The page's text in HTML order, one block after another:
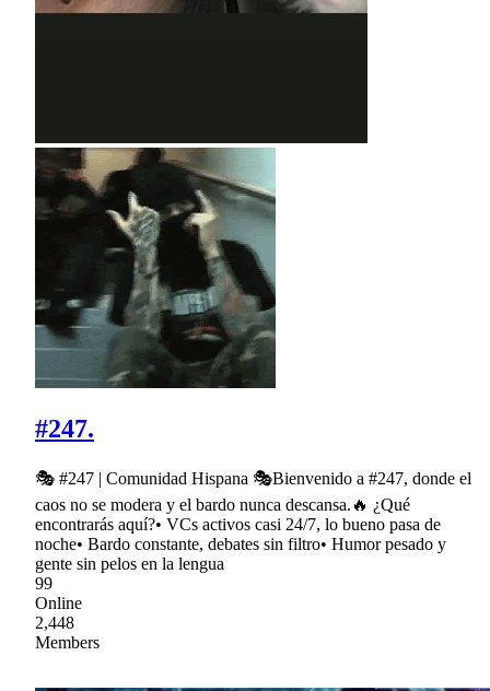
#247.
🎭 #247 | Comunidad Hispana 🎭Bienvenido a #247, donde el
caos no se modera y el bardo nunca descansa.🔥 ¿Qué
encontrarás aquí?• VCs activos casi 24/7, lo bueno pasa de
noche• Bardo constante, debates sin filtro• Humor pesado y
gente sin pelos en la lengua
99
Online
2,448
Members